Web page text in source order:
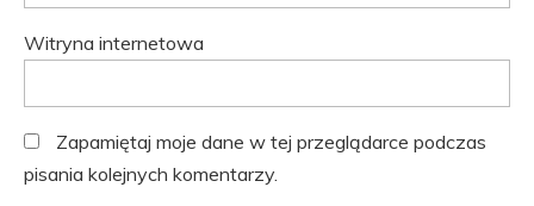
Witryna internetowa
Zapamiętaj moje dane w tej przeglądarce podczas
pisania kolejnych komentarzy.